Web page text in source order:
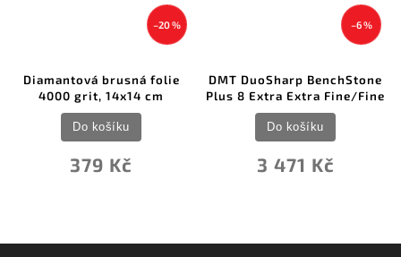
–20 %
Diamantová brusná folie
4000 grit, 14x14 cm
379 Kč
Do košíku
–6 %
DMT DuoSharp BenchStone
Plus 8 Extra Extra Fine/Fine
3 471 Kč
Do košíku